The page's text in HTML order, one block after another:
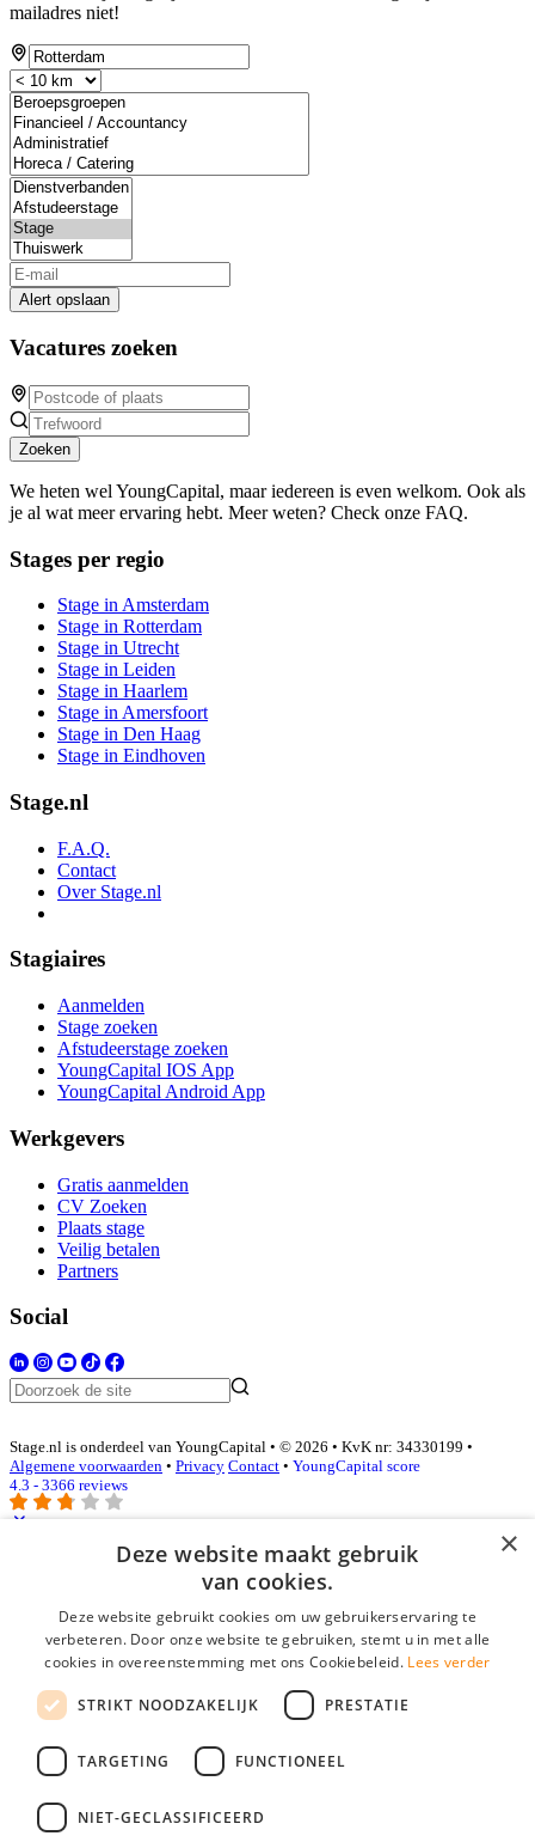
mailadres niet!
Alert opslaan
Vacatures zoeken
Zoeken
We heten wel YoungCapital, maar iedereen is even welkom. Ook als
je al wat meer ervaring hebt. Meer weten? Check onze FAQ.
Stages per regio
Stage in Amsterdam
Stage in Rotterdam
Stage in Utrecht
Stage in Leiden
Stage in Haarlem
Stage in Amersfoort
Stage in Den Haag
Stage in Eindhoven
Stage.nl
F.A.Q.
Contact
Over Stage.nl
Stagiaires
Aanmelden
Stage zoeken
Afstudeerstage zoeken
YoungCapital IOS App
YoungCapital Android App
Werkgevers
Gratis aanmelden
CV Zoeken
Plaats stage
Veilig betalen
Partners
Social
Stage.nl is onderdeel van YoungCapital • © 2026 • KvK nr: 34330199 •
Algemene voorwaarden • Privacy Contact • YoungCapital score
4.3 - 3366 reviews
Inloggen als bedrijf
E-mail*
Wachtwoord
login gegevens onthouden
login
Bedrijf aanmelden
×
Deze website maakt gebruik
van cookies.
Deze website gebruikt cookies om uw gebruikerservaring te
verbeteren. Door onze website te gebruiken, stemt u in met alle
cookies in overeenstemming met ons Cookiebeleid. Lees verder
STRIKT NOODZAKELIJK PRESTATIE
TARGETING FUNCTIONEEL
NIET-GECLASSIFICEERD